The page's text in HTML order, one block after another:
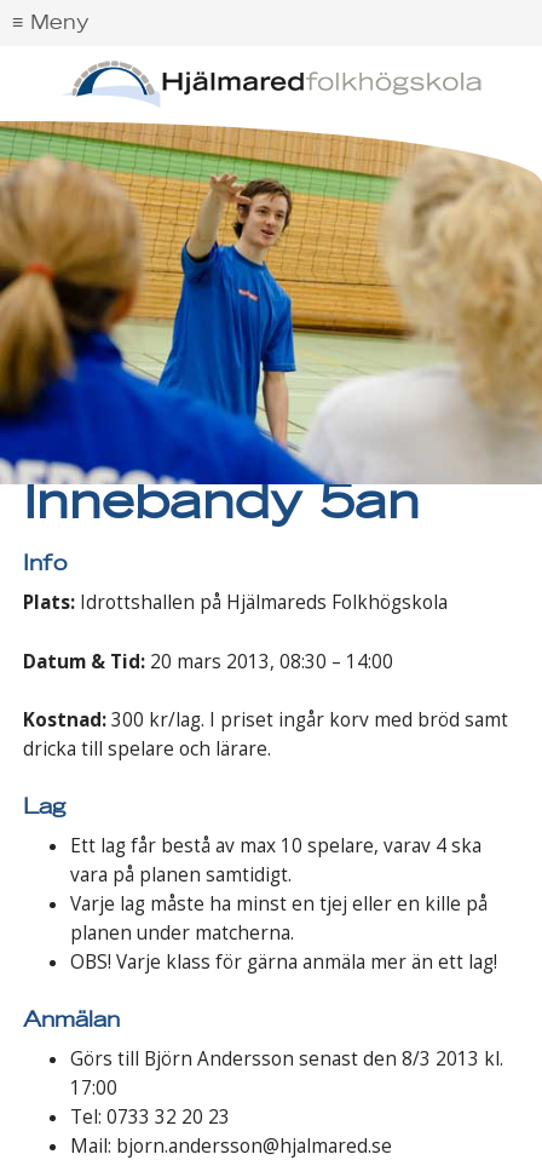
22 JANUARI, 2013 AV DAVID LARSSON
Innebandy 5an
Info
Plats: Idrottshallen på Hjälmareds Folkhögskola
Datum & Tid: 20 mars 2013, 08:30 – 14:00
Kostnad:300 kr/lag. I priset ingår korv med bröd samt
dricka till spelare och lärare.
Lag
Ett lag får bestå av max 10 spelare, varav 4 ska
vara på planen samtidigt.
Varje lag måste ha minst en tjej eller en kille på
planen under matcherna.
OBS! Varje klass för gärna anmäla mer än ett lag!
Anmälan
Görs till Björn Andersson senast den 8/3 2013 kl.
17:00
Tel: 0733 32 20 23
Mail: bjorn.andersson@hjalmared.se